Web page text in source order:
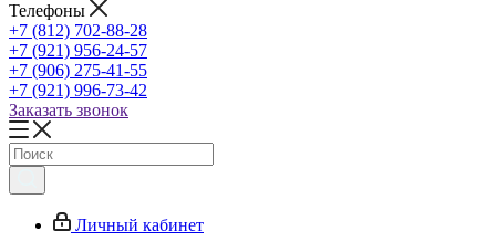
Телефоны
+7 (812) 702-88-28
+7 (921) 956-24-57
+7 (906) 275-41-55
+7 (921) 996-73-42
Заказать звонок
Личный кабинет